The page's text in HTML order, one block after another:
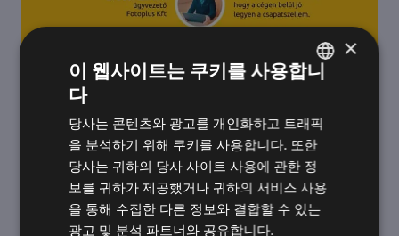
영어
×
이 웹사이트는 쿠키를 사용합니
다
당사는 콘텐츠와 광고를 개인화하고 트래픽
을 분석하기 위해 쿠키를 사용합니다. 또한
당사는 귀하의 당사 사이트 사용에 관한 정
보를 귀하가 제공했거나 귀하의 서비스 사용
을 통해 수집한 다른 정보와 결합할 수 있는
광고 및 분석 파트너와 공유합니다.